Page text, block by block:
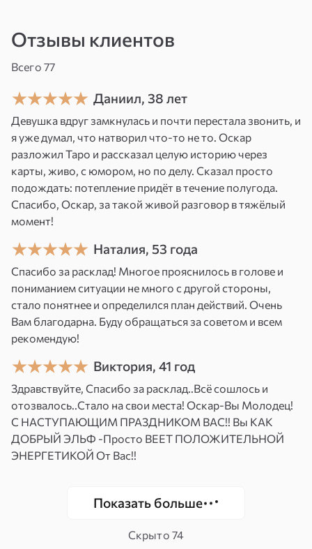
улучшить или создать события будущего
В свою работу также включаю стихию
Воздуха, которая отвечает за будущее
и задает мощный поток для перемен в личной
жизни.
Я провожу работу 6 дней и даю обратную
связь с рекомендациями к дальнейшим
действиям.
Пример оказанной услуги
Обратилась девушка, которая более 10 лет
была одна и не могла построить личные
отношения.
После нашей работы начали происходить
изменения в ее жизни. Причем она даже
не подозревала об этом. В основном она
знакомилась на сайтах знакомств.
И однажды ее приятель с работы, коллега,
начал ухаживать за ней. Оказывается,
об этом не знал. Отношения развивалась
пор вместе и счастливы.
Отзывы клиентов
Всего 77
Даниил, 38 лет
Девушка вдруг замкнулась и почти перестала звонить, и
я уже думал, что натворил что-то не то. Оскар
разложил Таро и рассказал целую историю через
карты, живо, с юмором, но по делу. Сказал просто
подождать: потепление придёт в течение полугода.
Спасибо, Оскар, за такой живой разговор в тяжёлый
момент!
Наталия, 53 года
Спасибо за расклад! Многое прояснилось в голове и
пониманием ситуации не много с другой стороны,
стало понятнее и определился план действий. Очень
Вам благодарна. Буду обращаться за советом и всем
рекомендую!
Виктория, 41 год
Здравствуйте, Спасибо за расклад..Всё сошлось и
отозвалось..Стало на свои места! Оскар-Вы Молодец!
С НАСТУПАЮЩИМ ПРАЗДНИКОМ ВАС!! Вы КАК
ДОБРЫЙ ЭЛЬФ -Просто ВЕЕТ ПОЛОЖИТЕЛЬНОЙ
ЭНЕРГЕТИКОЙ От Вас!!
Показать больше
Скрыто 74